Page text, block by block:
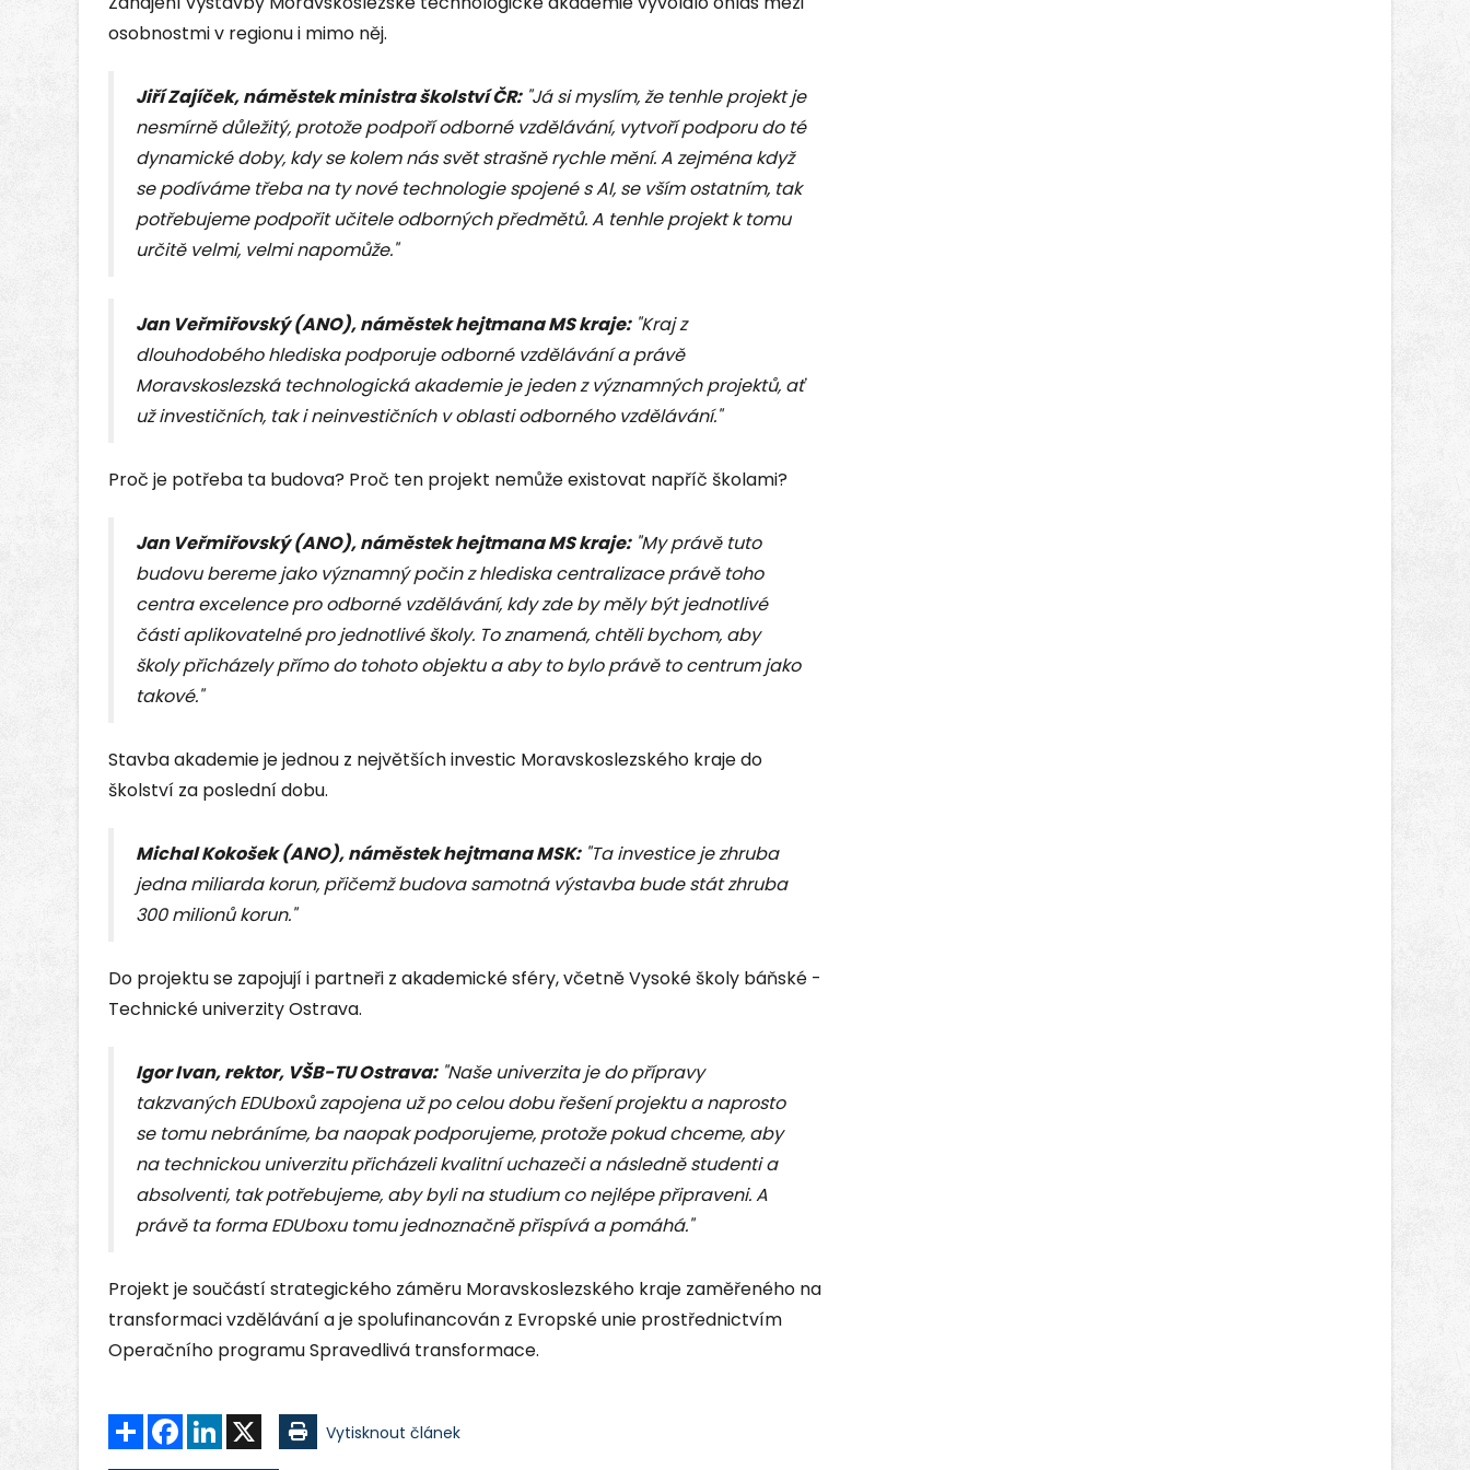
osobnostmi v regionu i mimo něj.
Jiří Zajíček, náměstek ministra školství ČR:"Já si myslím, že tenhle projekt je
nesmírně důležitý, protože podpoří odborné vzdělávání, vytvoří podporu do té
dynamické doby, kdy se kolem nás svět strašně rychle mění. A zejména když
se podíváme třeba na ty nové technologie spojené s AI, se vším ostatním, tak
potřebujeme podpořit učitele odborných předmětů. A tenhle projekt k tomu
určitě velmi, velmi napomůže."
Jan Veřmiřovský (ANO), náměstek hejtmana MS kraje:"Kraj z
dlouhodobého hlediska podporuje odborné vzdělávání a právě
Moravskoslezská technologická akademie je jeden z významných projektů, ať
už investičních, tak i neinvestičních v oblasti odborného vzdělávání."
Proč je potřeba ta budova? Proč ten projekt nemůže existovat napříč školami?
Jan Veřmiřovský (ANO), náměstek hejtmana MS kraje:"My právě tuto
budovu bereme jako významný počin z hlediska centralizace právě toho
centra excelence pro odborné vzdělávání, kdy zde by měly být jednotlivé
části aplikovatelné pro jednotlivé školy. To znamená, chtěli bychom, aby
školy přicházely přímo do tohoto objektu a aby to bylo právě to centrum jako
takové."
Stavba akademie je jednou z největších investic Moravskoslezského kraje do
školství za poslední dobu.
Michal Kokošek (ANO), náměstek hejtmana MSK:"Ta investice je zhruba
jedna miliarda korun, přičemž budova samotná výstavba bude stát zhruba
300 milionů korun."
Do projektu se zapojují i partneři z akademické sféry, včetně Vysoké školy báňské -
Technické univerzity Ostrava.
Igor Ivan, rektor, VŠB-TU Ostrava:"Naše univerzita je do přípravy
takzvaných EDUboxů zapojena už po celou dobu řešení projektu a naprosto
se tomu nebráníme, ba naopak podporujeme, protože pokud chceme, aby
na technickou univerzitu přicházeli kvalitní uchazeči a následně studenti a
absolventi, tak potřebujeme, aby byli na studium co nejlépe připraveni. A
právě ta forma EDUboxu tomu jednoznačně přispívá a pomáhá."
Projekt je součástí strategického záměru Moravskoslezského kraje zaměřeného na
transformaci vzdělávání a je spolufinancován z Evropské unie prostřednictvím
Operačního programu Spravedlivá transformace.
Sdílet FacebookLinkedIn Vytisknout článek